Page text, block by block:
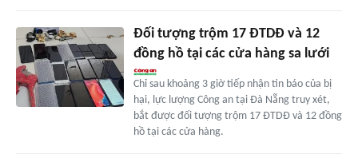
Đối tượng trộm 17 ĐTDĐ và 12
đồng hồ tại các cửa hàng sa lưới
Chỉ sau khoảng 3 giờ tiếp nhận tin báo của bị
hại, lực lượng Công an tại Đà Nẵng truy xét,
bắt được đối tượng trộm 17 ĐTDĐ và 12 đồng
hồ tại các cửa hàng.